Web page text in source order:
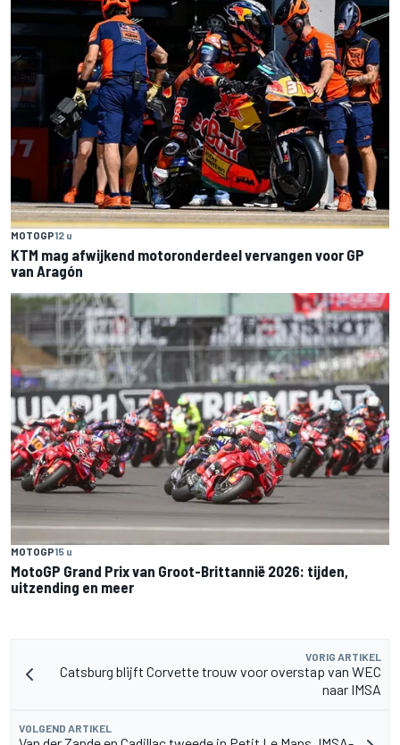
MOTOGP12 u
KTM mag afwijkend motoronderdeel vervangen voor GP
van Aragón
MOTOGP15 u
MotoGP Grand Prix van Groot-Brittannië 2026: tijden,
uitzending en meer
VORIG ARTIKEL
Catsburg blijft Corvette trouw voor overstap van WEC
naar IMSA
VOLGEND ARTIKEL